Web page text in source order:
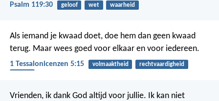
Psalm 119:30 geloof wet waarheid
Als iemand je kwaad doet, doe hem dan geen kwaad
terug. Maar wees goed voor elkaar en voor iedereen.
1 Tessalonicenzen 5:15 volmaaktheid
rechtvaardigheid
Vrienden, ik dank God altijd voor jullie. Ik kan niet